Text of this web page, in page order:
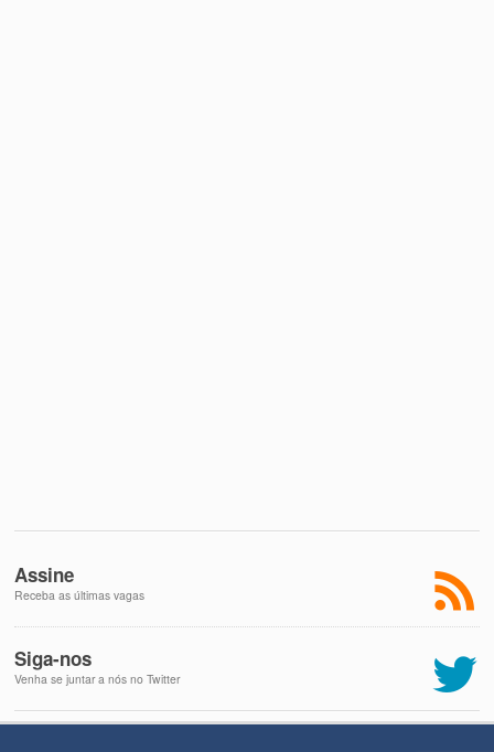
Assine
Receba as últimas vagas
Siga-nos
Venha se juntar a nós no Twitter